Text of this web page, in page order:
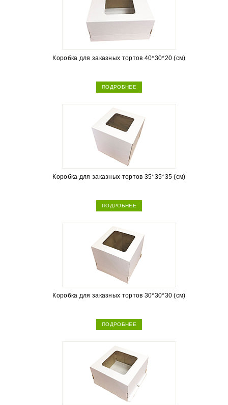
Коробка для заказных тортов 40*30*20 (см)
ПОДРОБНЕЕ
Коробка для заказных тортов 35*35*35 (см)
ПОДРОБНЕЕ
Коробка для заказных тортов 30*30*30 (см)
ПОДРОБНЕЕ